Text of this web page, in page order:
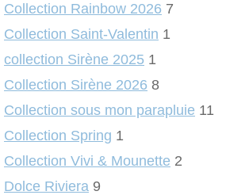
Collection Rainbow 2026 7
Collection Saint-Valentin 1
collection Sirène 2025 1
Collection Sirène 2026 8
Collection sous mon parapluie 11
Collection Spring 1
Collection Vivi & Mounette 2
Dolce Riviera 9